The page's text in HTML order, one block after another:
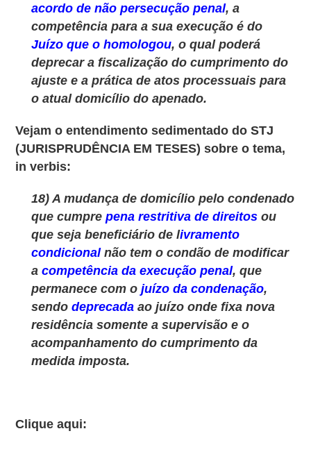
acordo de não persecução penal, a
competência para a sua execução é do
Juízo que o homologou, o qual poderá
deprecar a fiscalização do cumprimento do
ajuste e a prática de atos processuais para
o atual domicílio do apenado.
Vejam o entendimento sedimentado do STJ
(JURISPRUDÊNCIA EM TESES) sobre o tema,
in verbis:
18) A mudança de domicílio pelo condenado
que cumprepena restritiva de direitos ou
que seja beneficiário de livramento
condicionalnão tem o condão de modificar
acompetência da execução penal, que
permanece com ojuízo da condenação,
sendodeprecada ao juízo onde fixa nova
residência somente a supervisão e o
acompanhamento do cumprimento da
medida imposta.
Clique aqui: